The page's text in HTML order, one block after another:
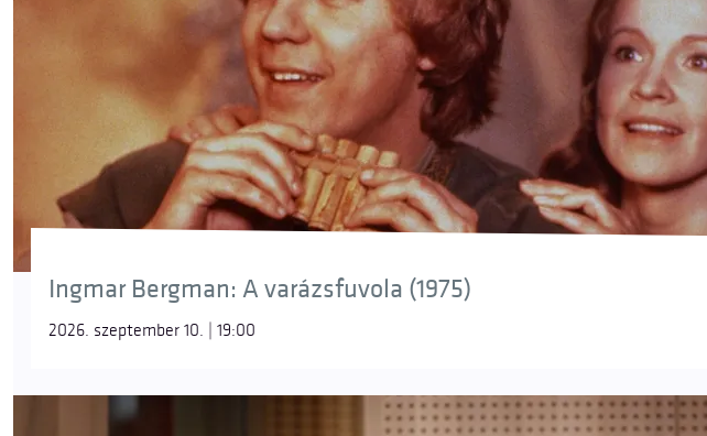
Ingmar Bergman: A varázsfuvola (1975)
2026. szeptember 10. | 19:00